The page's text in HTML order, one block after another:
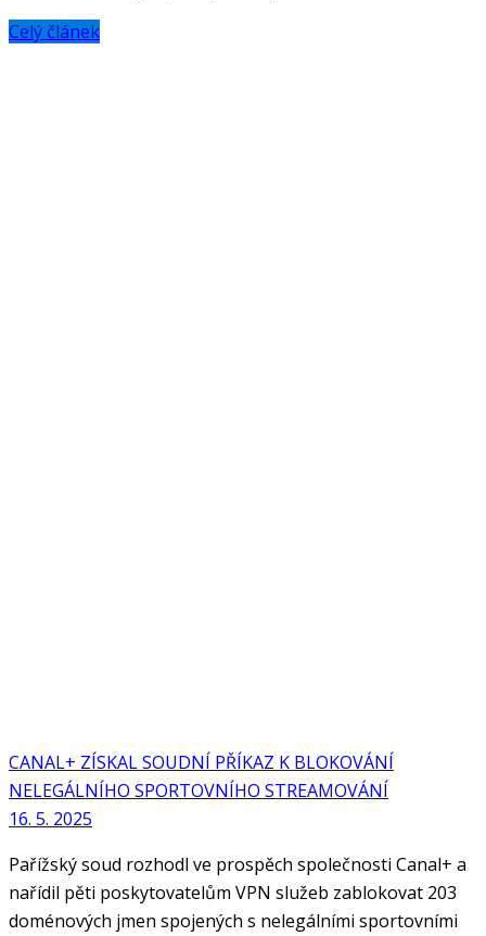
Celý článek
CANAL+ ZÍSKAL SOUDNÍ PŘÍKAZ K BLOKOVÁNÍ
NELEGÁLNÍHO SPORTOVNÍHO STREAMOVÁNÍ
16. 5. 2025
Pařížský soud rozhodl ve prospěch společnosti Canal+ a
nařídil pěti poskytovatelům VPN služeb zablokovat 203
doménových jmen spojených s nelegálními sportovními